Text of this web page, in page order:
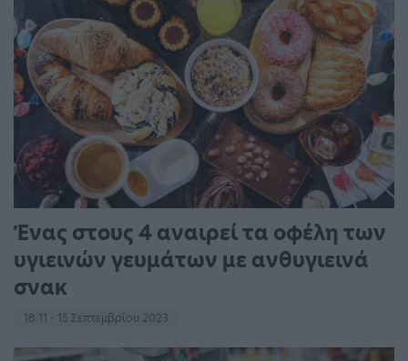
Ένας στους 4 αναιρεί τα οφέλη των
υγιεινών γευμάτων με ανθυγιεινά
σνακ
18:11 - 15 Σεπτεμβρίου 2023